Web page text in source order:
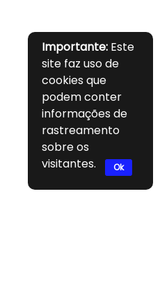
Importante: Este
site faz uso de
cookies que
podem conter
informações de
rastreamento
sobre os
visitantes.
Ok